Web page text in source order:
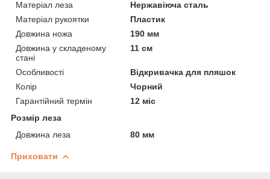
Матеріал леза
Нержавіюча сталь
Матеріал рукоятки
Пластик
Довжина ножа
190 мм
Довжина у складеному
стані
11 см
Особливості
Відкривачка для пляшок
Колір
Чорний
Гарантійний термін
12 міс
Розмір леза
Довжина леза
80 мм
Приховати